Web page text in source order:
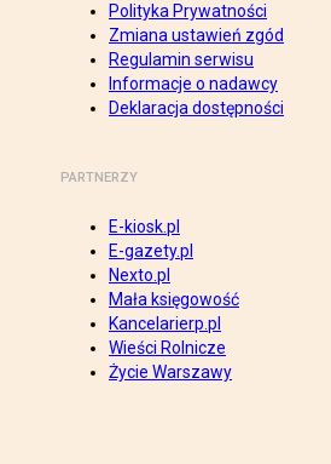
Polityka Prywatności
Zmiana ustawień zgód
Regulamin serwisu
Informacje o nadawcy
Deklaracja dostępności
PARTNERZY
E-kiosk.pl
E-gazety.pl
Nexto.pl
Mała księgowość
Kancelarierp.pl
Wieści Rolnicze
Życie Warszawy